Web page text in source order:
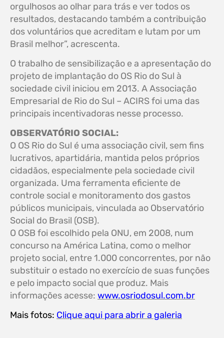
orgulhosos ao olhar para trás e ver todos os
resultados, destacando também a contribuição
dos voluntários que acreditam e lutam por um
Brasil melhor”, acrescenta.
O trabalho de sensibilização e a apresentação do
projeto de implantação do OS Rio do Sul à
sociedade civil iniciou em 2013. A Associação
Empresarial de Rio do Sul – ACIRS foi uma das
principais incentivadoras nesse processo.
OBSERVATÓRIO SOCIAL:
O OS Rio do Sul é uma associação civil, sem fins
lucrativos, apartidária, mantida pelos próprios
cidadãos, especialmente pela sociedade civil
organizada. Uma ferramenta eficiente de
controle social e monitoramento dos gastos
públicos municipais, vinculada ao Observatório
Social do Brasil (OSB).
O OSB foi escolhido pela ONU, em 2008, num
concurso na América Latina, como o melhor
projeto social, entre 1.000 concorrentes, por não
substituir o estado no exercício de suas funções
e pelo impacto social que produz. Mais
informações acesse: www.osriodosul.com.br
Mais fotos: Clique aqui para abrir a galeria